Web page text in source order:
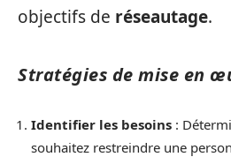
objectifs de réseautage.
Stratégies de mise en
Identifier les besoins :
souhaitez restreindre une